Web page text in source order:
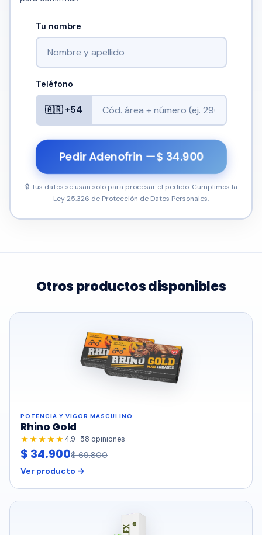
Tu nombre
Teléfono
🇦🇷 +54
Pedir Adenofrin — $ 34.900
🔒 Tus datos se usan solo para procesar el pedido. Cumplimos la
Ley 25.326 de Protección de Datos Personales.
Otros productos disponibles
POTENCIA Y VIGOR MASCULINO
Rhino Gold
★★★★★4.9 · 58 opiniones
$ 34.900$ 69.800
Ver producto →